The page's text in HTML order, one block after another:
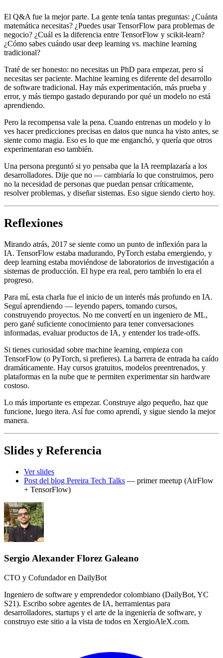
El Q&A fue la mejor parte. La gente tenía tantas preguntas: ¿Cuánta
matemática necesitas? ¿Puedes usar TensorFlow para problemas de
negocio? ¿Cuál es la diferencia entre TensorFlow y scikit-learn?
¿Cómo sabes cuándo usar deep learning vs. machine learning
tradicional?
Traté de ser honesto: no necesitas un PhD para empezar, pero sí
necesitas ser paciente. Machine learning es diferente del desarrollo
de software tradicional. Hay más experimentación, más prueba y
error, y más tiempo gastado depurando por qué un modelo no está
aprendiendo.
Pero la recompensa vale la pena. Cuando entrenas un modelo y lo
ves hacer predicciones precisas en datos que nunca ha visto antes, se
siente como magia. Eso es lo que me enganchó, y quería que otros
experimentaran eso también.
Una persona preguntó si yo pensaba que la IA reemplazaría a los
desarrolladores. Dije que no — cambiaría lo que construimos, pero
no la necesidad de personas que puedan pensar críticamente,
resolver problemas, y diseñar sistemas. Eso sigue siendo cierto hoy.
Reflexiones
Mirando atrás, 2017 se siente como un punto de inflexión para la
IA. TensorFlow estaba madurando, PyTorch estaba emergiendo, y
deep learning estaba moviéndose de laboratorios de investigación a
sistemas de producción. El hype era real, pero también lo era el
progreso.
Para mí, esta charla fue el inicio de un interés más profundo en IA.
Seguí aprendiendo — leyendo papers, tomando cursos,
construyendo proyectos. No me convertí en un ingeniero de ML,
pero gané suficiente conocimiento para tener conversaciones
informadas, evaluar productos de IA, y entender los trade-offs.
Si tienes curiosidad sobre machine learning, empieza con
TensorFlow (o PyTorch, si prefieres). La barrera de entrada ha caído
dramáticamente. Hay cursos gratuitos, modelos preentrenados, y
plataformas en la nube que te permiten experimentar sin hardware
costoso.
Lo más importante es empezar. Construye algo pequeño, haz que
funcione, luego itera. Así fue como aprendí, y sigue siendo la mejor
manera.
Slides y Referencia
Ver slides
Post del blog Pereira Tech Talks — primer meetup (AirFlow
+ TensorFlow)
Sergio Alexander Florez Galeano
CTO y Cofundador en DailyBot
Ingeniero de software y emprendedor colombiano (DailyBot, YC
S21). Escribo sobre agentes de IA, herramientas para
desarrolladores, startups y el arte de la ingeniería de software, y
construyo este sitio a la vista de todos en XergioAleX.com.